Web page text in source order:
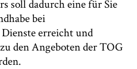
soll dadurch eine für Sie
bei
erreicht und
den Angeboten der TOG